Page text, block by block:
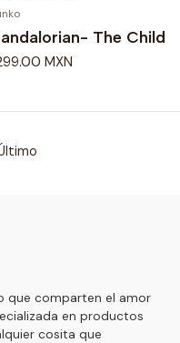
The Child
MXN
que comparten el amor
en productos
cosita que